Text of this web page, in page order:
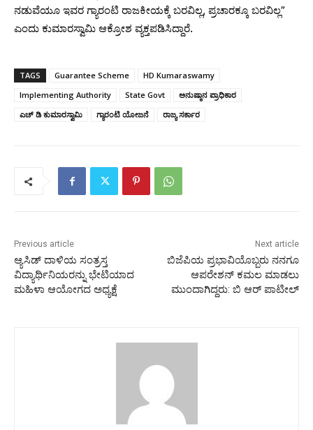
ನಡುವೆಯೂ ಇವರ ಗ್ಯಾರಂಟಿ ರಾಜಕೀಯಕ್ಕೆ ಬರವಿಲ್ಲ, ಪ್ರಚಾರಕ್ಕೂ ಬರವಿಲ್ಲ”
ಎಂದು ಕುಮಾರಸ್ವಾಮಿ ಆಕ್ರೋಶ ವ್ಯಕ್ತಪಡಿಸಿದ್ದಾರೆ.
TAGS Guarantee Scheme
HD Kumaraswamy
Implementing Authority
State Govt
ಅನುಷ್ಠಾನ ಪ್ರಾಧಿಕಾರ
ಎಚ್‌ ಡಿ ಕುಮಾರಸ್ವಾಮಿ
ಗ್ಯಾರಂಟಿ ಯೋಜನೆ ರಾಜ್ಯ ಸರ್ಕಾರ
Previous article
ಆ್ಯಸಿಡ್ ದಾಳಿಯ ಸಂತ್ರಸ್ತ
ವಿದ್ಯಾರ್ಥಿನಿಯರನ್ನು ಭೇಟಿಯಾದ
ಮಹಿಳಾ ಆಯೋಗದ ಅಧ್ಯಕ್ಷೆ
Next article
ಬಿಜೆಪಿಯ ಪ್ರಭಾವಿಯೊಬ್ಬರು ನನಗೂ
ಆಪರೇಶನ್ ಕಮಲ‌ ಮಾಡಲು
ಮುಂದಾಗಿದ್ದರು: ಬಿ ಆರ್‌ ಪಾಟೀಲ್‌